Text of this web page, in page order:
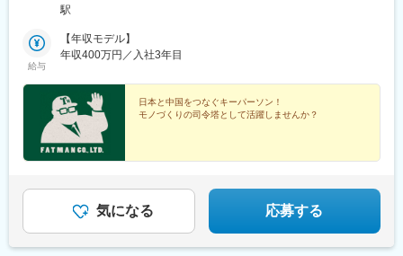
阪駅、学文路駅、湖山駅、後藤駅、東松江駅(島根県)、備前西市
道駅、竹原駅、安芸長束駅、安芸阿賀駅、山陽女学園前駅、東広
島駅、南岩国駅、新南陽駅、防府駅、山口駅(山口県)、岩鼻駅、阿
駅、葛島橋東詰駅、後免西町駅、石田駅、井尻駅、柚須駅、大野
城駅、飯塚駅、行橋駅、新栄町駅(福岡県)、五郎丸駅、味坂駅、佐
賀駅、高田駅(長崎県)、幸駅、早岐駅、熊本高専前駅、健軍校前
駅、高城駅、宮崎駅、南延岡駅、上塩屋駅、首里駅、てだこ浦西
駅、福島駅(福島県)、松戸新田駅、東京駅、亀戸駅、新馬場駅、西
新宿駅、立川南駅、新大津駅、上諸江駅、甲斐住吉駅、下山村
山駅、廿日市駅、西高須駅、再春医療センター前駅、神水交差点
駅、竹橋駅、新宿西口駅、京阪膳所駅、南森町駅、石津駅(大阪
府)、広電廿日市駅、県立美術館通駅、黒石駅(熊本県)、動植物園
入口駅
川町2-11 双葉ビル2階▽アクセスJR線／地下鉄各線『飯田橋駅』
駅
給与
【年収モデル】
年収400万円／入社3年目
日本と中国をつなぐキーパーソン！
モノづくりの司令塔として活躍しませんか？
気になる 応募する